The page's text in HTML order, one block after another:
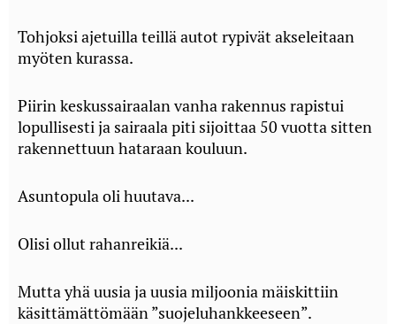
Tohjoksi ajetuilla teillä autot rypivät akseleitaan
myöten kurassa.
Piirin keskussairaalan vanha rakennus rapistui
lopullisesti ja sairaala piti sijoittaa 50 vuotta sitten
rakennettuun hataraan kouluun.
Asuntopula oli huutava...
Olisi ollut rahanreikiä...
Mutta yhä uusia ja uusia miljoonia mäiskittiin
käsittämättömään ”suojeluhankkeeseen”.